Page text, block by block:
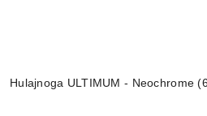
Hulajnoga ULTIMUM - Neochrome